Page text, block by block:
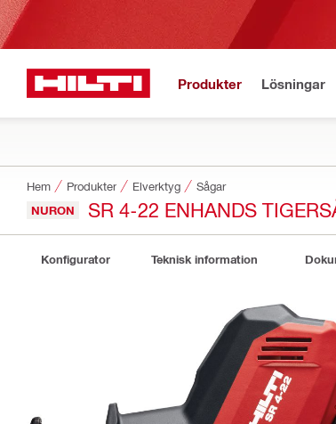
Produkter Lösningar
Hem Produkter Elverktyg Sågar
NURON SR 4-22 ENHANDS
Konfigurator Teknisk information